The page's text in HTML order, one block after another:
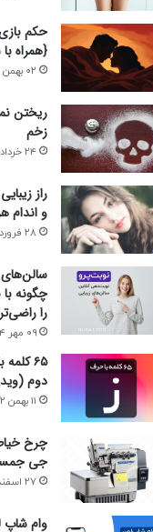
حکم
{همراه
۰۲ بهمن ۱۴۰۲
ریختن
زخم
۲۴ خرداد ۱۴۰۳
راز
و اندام
۲۸ فروردین ۱۴۰۳
سالن‌های
چگونه
را
۰۹ مهر ۱۴۰۴
۶۵
دوم
۱۱ بهمن ۱۴۰۲
چرخ
جی
۲۷ اسفند ۱۴۰۲
وام